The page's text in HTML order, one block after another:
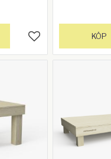
Lägg till i favoriter
KÖP